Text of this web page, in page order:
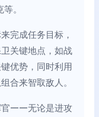
。
完成任务目标，
关键地点，如战
优势，同时利用
合来智取敌人。
官——无论是进攻